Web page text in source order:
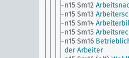
n15 Sm12
n15 Sm13
n15 Sm14
n15 Sm15
n15 Sm16
der Arbeiter